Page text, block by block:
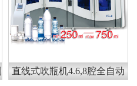
直线式吹瓶机4.6,8腔全自动